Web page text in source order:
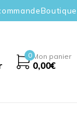
Boutique
0 Mon panier
0,00€